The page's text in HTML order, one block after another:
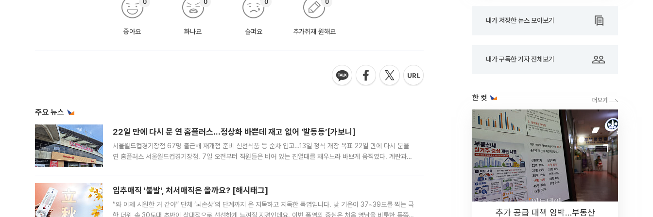
좋아요
0
화나요
0
슬퍼요
0
추가취재 원해요
0
주요 뉴스
22일 만에 다시 문 연 홈플러스…정상화 바쁜데 재고 없어 ‘발동동’[가보니]
서울월드컵경기장점 67명 출근해 재개점 준비 신선식품 등 순차 입고…13일 정식 개장 목표 22일 만에 다시 문을
연 홈플러스 서울월드컵경기장점. 7일 오전부터 직원들은 비어 있는 진열대를 채우느라 바쁘게 움직였다. 계란과
입추매직 '불발', 처서매직은 올까요? [해시태그]
“와 이제 시원한 거 같아” 단체 ‘뇌손상’의 단계까지 온 지독하고 지독한 폭염입니다. 낮 기온이 37~39도를 찍는 극
한 더위 속 30도대 초반이 상대적으로 선선하게 느껴질 지경인데요. 이번 폭염의 중심은 처음 영남을 비롯한 동쪽
내가 저장한 뉴스 모아보기
내가 구독한 기자 전체보기
한 컷
추가 공급 대책 임박…부동산